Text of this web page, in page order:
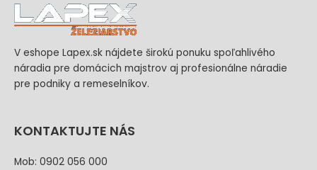
V eshope Lapex.sk nájdete širokú ponuku spoľahlivého
náradia pre domácich majstrov aj profesionálne náradie
pre podniky a remeselníkov.
KONTAKTUJTE NÁS
Mob: 0902 056 000